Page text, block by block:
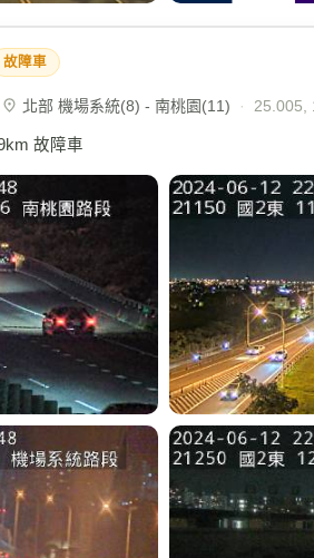
故障車
北部 機場系統(8) - 南桃園(11) · 25.005,
故障車